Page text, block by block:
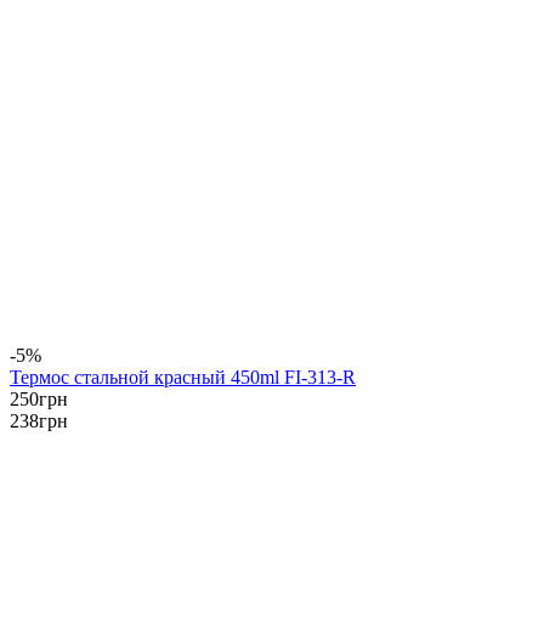
-5%
Термос стальной красный 450ml FI-313-R
250грн
238грн